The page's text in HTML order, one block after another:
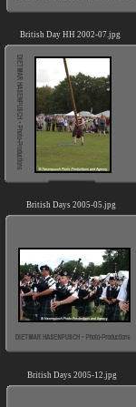
British Day HH 2002-07.jpg
British Days 2005-05.jpg
British Days 2005-12.jpg